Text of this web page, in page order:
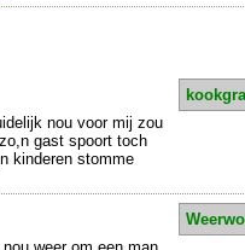
nou voor mij zou
gast spoort toch
kinderen stomme